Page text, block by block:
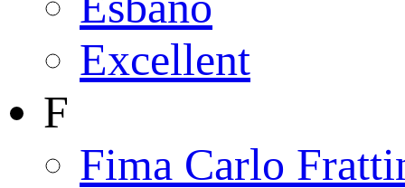
Excellent
F
Fima Carlo